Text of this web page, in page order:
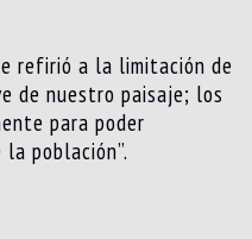
refirió a la limitación de
de nuestro paisaje; los
para poder
población”.